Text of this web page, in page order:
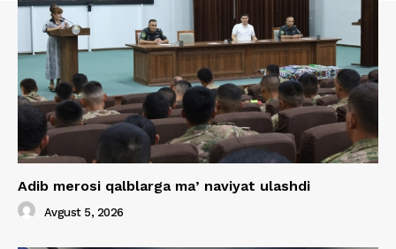
Adib merosi qalblarga maʼnaviyat ulashdi
Avgust 5, 2026